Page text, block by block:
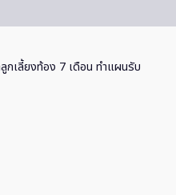
กเลี้ยงท้อง 7 เดือน ทำแผนรับ